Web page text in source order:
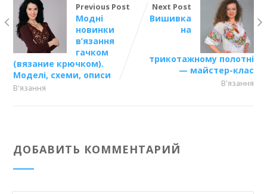
Previous Post
Модні
новинки
в’язання
гачком
(вязание крючком).
Моделі, схеми, описи
В'язання
Next Post
Вишивка
на
трикотажному полотні
— майстер-клас
В'язання
ДОБАВИТЬ КОММЕНТАРИЙ